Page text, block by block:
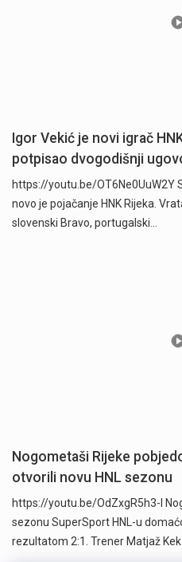
Igor Vekić je novi igrač
potpisao dvogodišnji
https://youtu.be/OT6Ne0UuW2Y
novo je pojačanje HNK Rijeka.
slovenski Bravo, portugalski…
Nogometaši Rijeke
otvorili novu HNL sezonu
https://youtu.be/OdZxgR5h3-I
sezonu SuperSport HNL-u
rezultatom 2:1. Trener Matjaž Kek